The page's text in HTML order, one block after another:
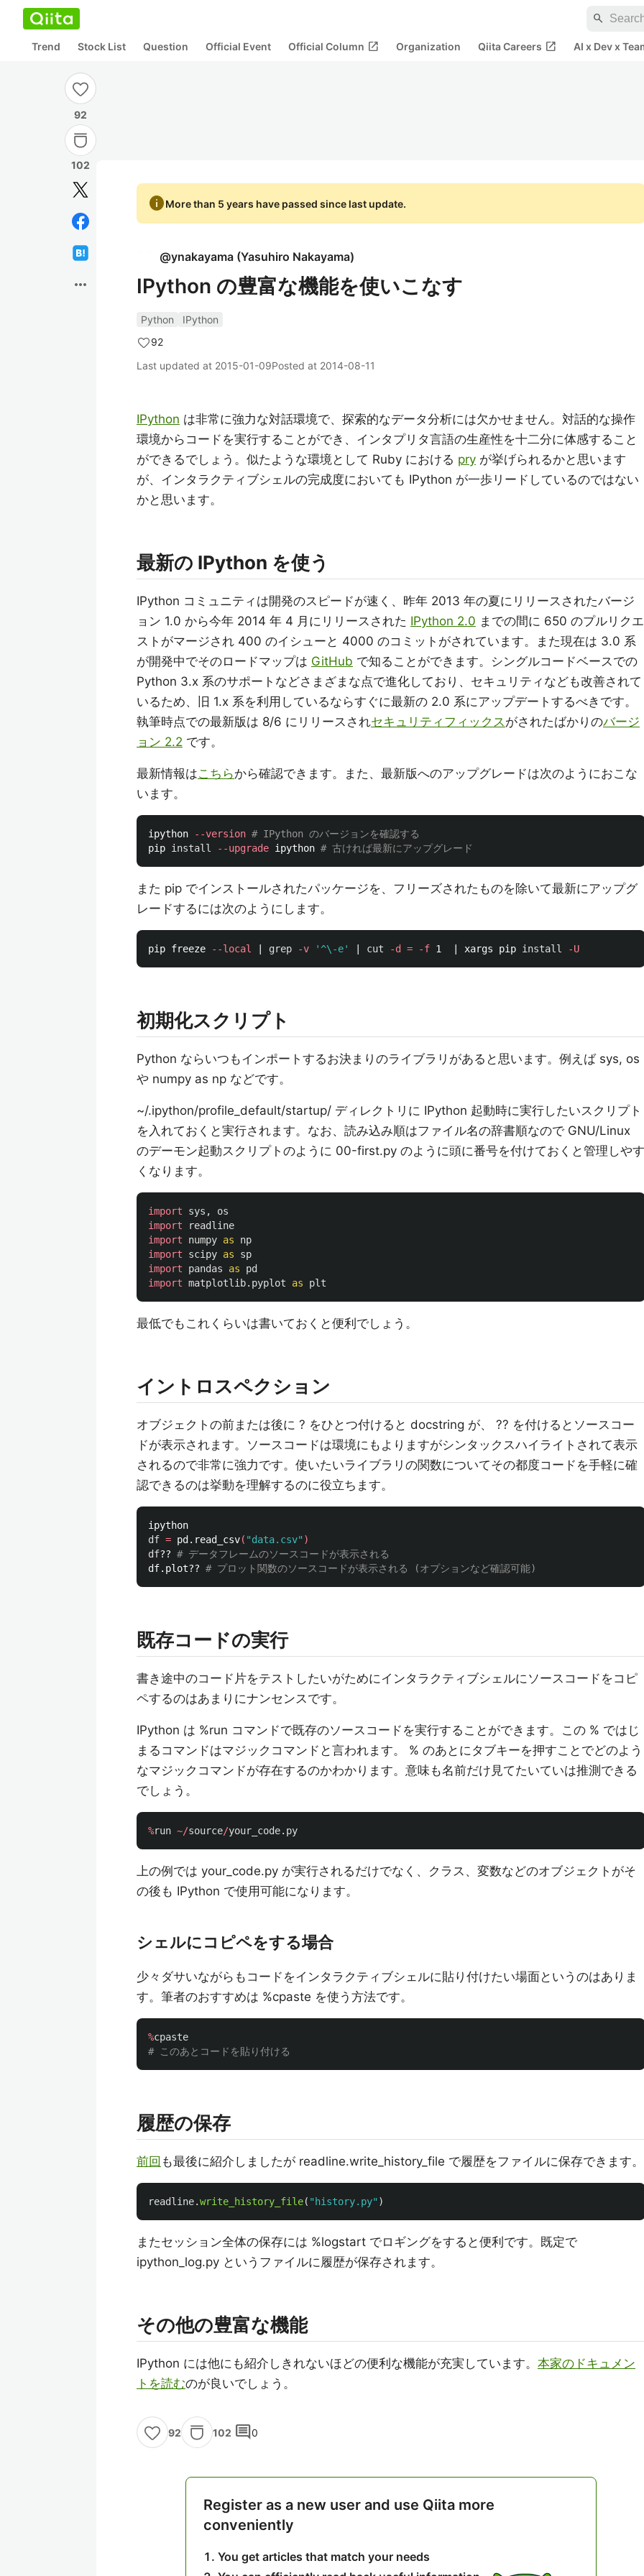
search
Trend Stock List Question Official Event Official Column open_in_new Organization Qiita Careers open_in_new AI x Dev x
92
102
more_horiz
infoMore than 5 years have passed since last update.
@ynakayama (Yasuhiro Nakayama)
IPython の豊富な機能を使いこなす
Python
IPython
92
Last updated at 2015-01-09Posted at 2014-08-11
IPython は非常に強力な対話環境で、探索的なデータ分析には欠かせません。対話的な操作
環境からコードを実行することができ、インタプリタ言語の生産性を十二分に体感すること
ができるでしょう。似たような環境として Ruby における pry が挙げられるかと思います
が、インタラクティブシェルの完成度においても IPython が一歩リードしているのではない
かと思います。
最新の IPython を使う
IPython コミュニティは開発のスピードが速く、昨年 2013 年の夏にリリースされたバージ
ョン 1.0 から今年 2014 年 4 月にリリースされた IPython 2.0 までの間に 650 のプルリクエ
ストがマージされ 400 のイシューと 4000 のコミットがされています。また現在は 3.0 系
が開発中でそのロードマップは GitHub で知ることができます。シングルコードベースでの
Python 3.x 系のサポートなどさまざまな点で進化しており、セキュリティなども改善されて
いるため、旧 1.x 系を利用しているならすぐに最新の 2.0 系にアップデートするべきです。
執筆時点での最新版は 8/6 にリリースされセキュリティフィックスがされたばかりのバージ
ョン 2.2 です。
最新情報はこちらから確認できます。また、最新版へのアップグレードは次のようにおこな
います。
ipython --version # IPython のバージョンを確認する
pip install --upgrade ipython # 古ければ最新にアップグレード
また pip でインストールされたパッケージを、フリーズされたものを除いて最新にアップグ
レードするには次のようにします。
pip freeze --local grep -v '^\-e' cut -d = -f 1  | xargs pip install -U
初期化スクリプト
Python ならいつもインポートするお決まりのライブラリがあると思います。例えば sys, os
や numpy as np などです。
~/.ipython/profile_default/startup/ ディレクトリに IPython 起動時に実行したいスクリプト
を入れておくと実行されます。なお、読み込み順はファイル名の辞書順なので GNU/Linux
のデーモン起動スクリプトのように 00-first.py のように頭に番号を付けておくと管理しやす
くなります。
import sys ,
os
import
readline
import
numpy as
np
import
scipy as
sp
import
pandas as
pd
import matplotlib.pyplot as plt
最低でもこれくらいは書いておくと便利でしょう。
イントロスペクション
オブジェクトの前または後に ? をひとつ付けると docstring が、 ?? を付けるとソースコー
ドが表示されます。ソースコードは環境にもよりますがシンタックスハイライトされて表示
されるので非常に強力です。使いたいライブラリの関数についてその都度コードを手軽に確
認できるのは挙動を理解するのに役立ちます。
df = pd.read_csv( "data.csv" )
df?? # データフレームのソースコードが表示される
df.plot?? # プロット関数のソースコードが表示される (オプションなど確認可能)
既存コードの実行
書き途中のコード片をテストしたいがためにインタラクティブシェルにソースコードをコピ
ペするのはあまりにナンセンスです。
IPython は %run コマンドで既存のソースコードを実行することができます。この % ではじ
まるコマンドはマジックコマンドと言われます。 % のあとにタブキーを押すことでどのよう
なマジックコマンドが存在するのかわかります。意味も名前だけ見てたいていは推測できる
でしょう。
%run ~/source/your_code. py
上の例では your_code.py が実行されるだけでなく、クラス、変数などのオブジェクトがそ
の後も IPython で使用可能になります。
シェルにコピペをする場合
少々ダサいながらもコードをインタラクティブシェルに貼り付けたい場面というのはありま
す。筆者のおすすめは %cpaste を使う方法です。
%cpaste
履歴の保存
前回 も最後に紹介しましたが readline.write_history_file で履歴をファイルに保存できます。
readline.write_history_file( " history.py" )
またセッション全体の保存には %logstart でロギングをすると便利です。既定で
ipython_log.py というファイルに履歴が保存されます。
その他の豊富な機能
IPython には他にも紹介しきれないほどの便利な機能が充実しています。 本家のドキュメン
トを読むのが良いでしょう。
92 102 comment0
Register as a new user and use Qiita more
conveniently
You get articles that match your needs